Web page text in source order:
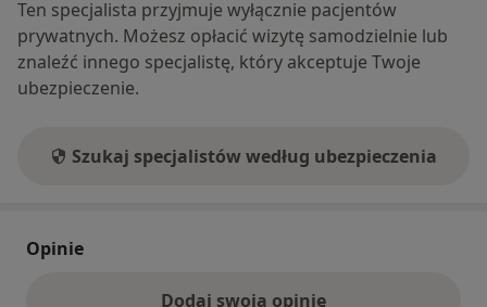
Ten specjalista przyjmuje wyłącznie pacjentów
prywatnych. Możesz opłacić wizytę samodzielnie lub
znaleźć innego specjalistę, który akceptuje Twoje
ubezpieczenie.
Szukaj specjalistów według ubezpieczenia
Opinie
Dodaj swoją opinię